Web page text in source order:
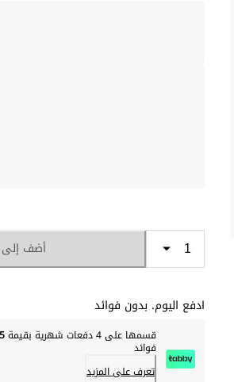
أضف إلى
ادفع اليوم. بدون فوائد
قسمها على 4 دفعات شهرية بقيمة
فوائد
تعرف على المزيد